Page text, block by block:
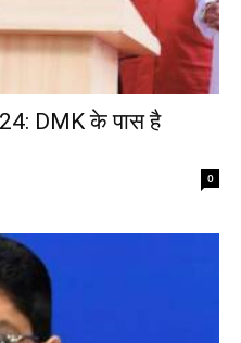
DMK के पास है
0